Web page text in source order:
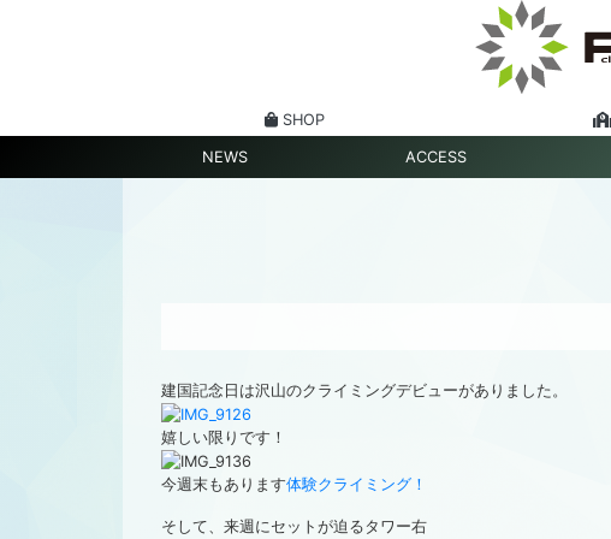
SHOP
NEWS ACCESS
建国記念日は沢山のクライミングデビューがありました。
嬉しい限りです！
今週末もあります体験クライミング！
そして、来週にセットが迫るタワー右